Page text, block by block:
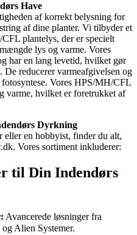
Have
af korrekt belysning for
af dine planter. Vi tilbyder et
plantelys, der er specielt
lys og varme. Vores
har en lang levetid, hvilket gør
reducerer varmeafgivelsen og
Vores HPS/MH/CFL
varme, hvilket er foretrukket af
Dyrkning
eller en hobbyist, finder du alt,
Vores sortiment inkluderer:
til Din Indendørs
Avancerede løsninger fra
Alien Systemer.